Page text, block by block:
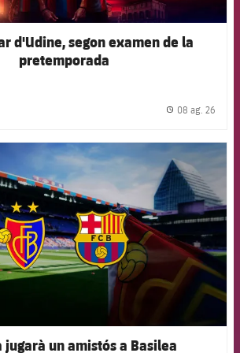
d'Udine, segon examen de la
pretemporada
08 ag. 26
FCB Barcelona badge
jugarà un amistós a Basilea